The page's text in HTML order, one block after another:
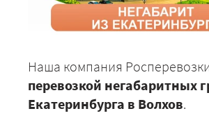
Наша компания
перевозкой негабаритных
Екатеринбурга в Волхов.